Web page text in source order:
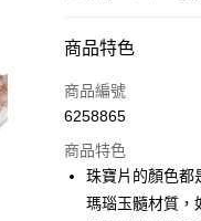
付款方式
信用卡一次付款
LINE Pay
Apple Pay
商品特色
商品編號
6258865
商品特色
珠寶片的顏色都
瑪瑙玉髓材質，